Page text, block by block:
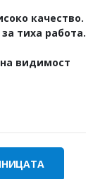
качество.
тиха работа.
видимост